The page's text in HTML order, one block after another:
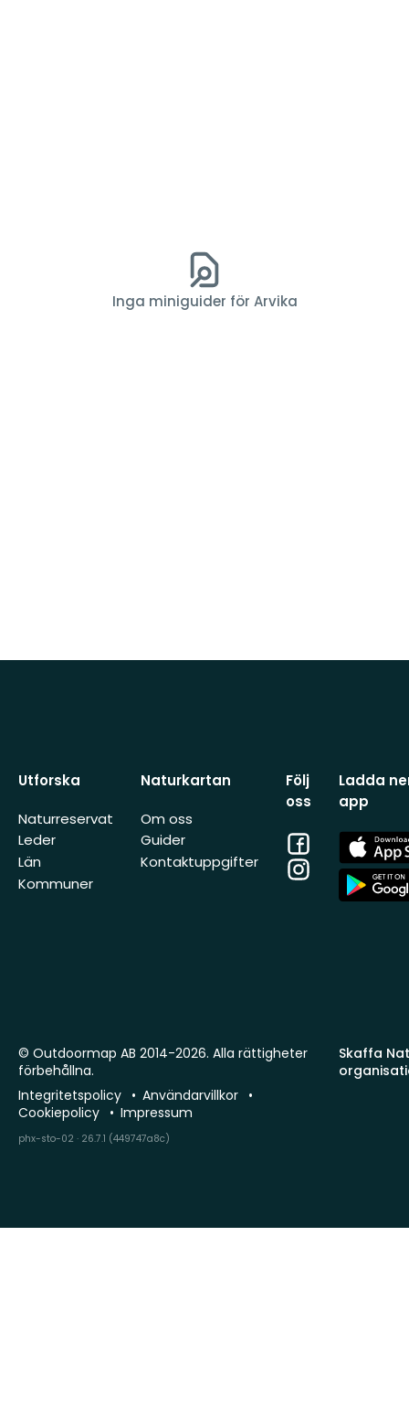
Inga miniguider för Arvika
Utforska
Naturreservat
Leder
Län
Kommuner
Naturkartan
Om oss
Guider
Kontaktuppgifter
Följ
oss
Facebook
Instagram
Ladda
app
App
Store
App
Store
Skaffa
© Outdoormap AB 2014-2026. Alla rättigheter
förbehållna.
Integritetspolicy
Användarvillkor
Cookiepolicy
Impressum
phx-sto-02 · 26.7.1 (449747a8c)